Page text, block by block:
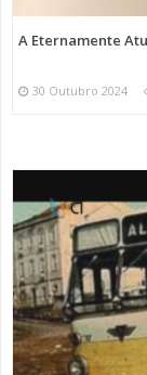
A Eternamente
30 Outubro 2024